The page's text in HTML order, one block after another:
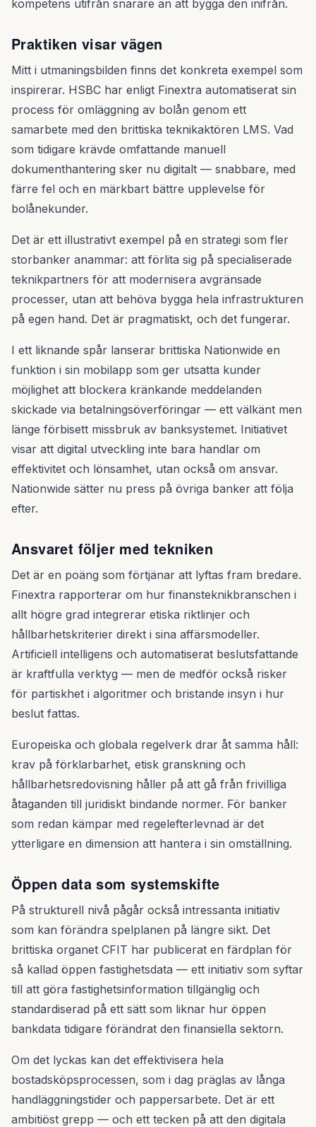
kompetens utifrån snarare än att bygga den inifrån.
Praktiken visar vägen
Mitt i utmaningsbilden finns det konkreta exempel som
inspirerar. HSBC har enligt Finextra automatiserat sin
process för omläggning av bolån genom ett
samarbete med den brittiska teknikaktören LMS. Vad
som tidigare krävde omfattande manuell
dokumenthantering sker nu digitalt — snabbare, med
färre fel och en märkbart bättre upplevelse för
bolånekunder.
Det är ett illustrativt exempel på en strategi som fler
storbanker anammar: att förlita sig på specialiserade
teknikpartners för att modernisera avgränsade
processer, utan att behöva bygga hela infrastrukturen
på egen hand. Det är pragmatiskt, och det fungerar.
I ett liknande spår lanserar brittiska Nationwide en
funktion i sin mobilapp som ger utsatta kunder
möjlighet att blockera kränkande meddelanden
skickade via betalningsöverföringar — ett välkänt men
länge förbisett missbruk av banksystemet. Initiativet
visar att digital utveckling inte bara handlar om
effektivitet och lönsamhet, utan också om ansvar.
Nationwide sätter nu press på övriga banker att följa
efter.
Ansvaret följer med tekniken
Det är en poäng som förtjänar att lyftas fram bredare.
Finextra rapporterar om hur finansteknikbranschen i
allt högre grad integrerar etiska riktlinjer och
hållbarhetskriterier direkt i sina affärsmodeller.
Artificiell intelligens och automatiserat beslutsfattande
är kraftfulla verktyg — men de medför också risker
för partiskhet i algoritmer och bristande insyn i hur
beslut fattas.
Europeiska och globala regelverk drar åt samma håll:
krav på förklarbarhet, etisk granskning och
hållbarhetsredovisning håller på att gå från frivilliga
åtaganden till juridiskt bindande normer. För banker
som redan kämpar med regelefterlevnad är det
ytterligare en dimension att hantera i sin omställning.
Öppen data som systemskifte
På strukturell nivå pågår också intressanta initiativ
som kan förändra spelplanen på längre sikt. Det
brittiska organet CFIT har publicerat en färdplan för
så kallad öppen fastighetsdata — ett initiativ som syftar
till att göra fastighetsinformation tillgänglig och
standardiserad på ett sätt som liknar hur öppen
bankdata tidigare förändrat den finansiella sektorn.
Om det lyckas kan det effektivisera hela
bostadsköpsprocessen, som i dag präglas av långa
handläggningstider och pappersarbete. Det är ett
ambitiöst grepp — och ett tecken på att den digitala